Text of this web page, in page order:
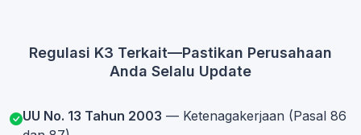
Regulasi K3 Terkait—Pastikan Perusahaan
Anda Selalu Update
UU No. 13 Tahun 2003 — Ketenagakerjaan (Pasal 86